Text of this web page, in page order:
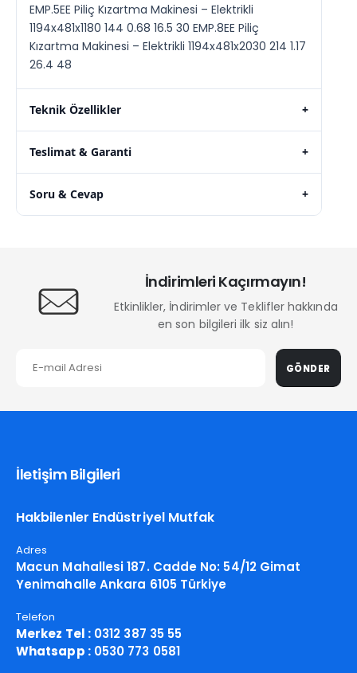
EMP.5EE Piliç Kızartma Makinesi – Elektrikli
1194x481x1180 144 0.68 16.5 30 EMP.8EE Piliç
Kızartma Makinesi – Elektrikli 1194x481x2030 214 1.17
26.4 48
Teknik Özellikler +
Teslimat & Garanti +
Soru & Cevap +
İndirimleri Kaçırmayın!
Etkinlikler, İndirimler ve Teklifler hakkında
en son bilgileri ilk siz alın!
GÖNDER
İletişim Bilgileri
Hakbilenler Endüstriyel Mutfak
Adres
Macun Mahallesi 187. Cadde No: 54/12 Gimat
Yenimahalle Ankara 6105 Türkiye
Telefon
Merkez Tel :0312 387 35 55
Whatsapp :0530 773 0581